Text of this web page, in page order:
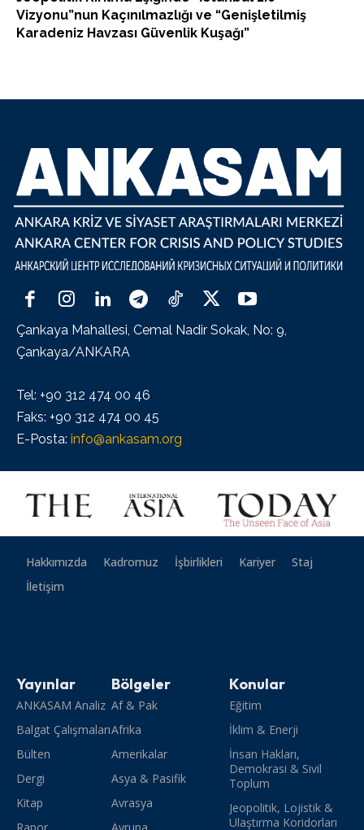
Vizyonu”nun Kaçınılmazlığı ve “Genişletilmiş
Karadeniz Havzası Güvenlik Kuşağı”
Çankaya Mahallesi, Cemal Nadir Sokak, No: 9,
Çankaya/ANKARA
Tel: +90 312 474 00 46
Faks: +90 312 474 00 45
E-Posta: info@ankasam.org
Hakkımızda Kadromuz İşbirlikleri Kariyer
Staj
İletişim
Yayınlar
ANKASAM Analiz
Balgat Çalışmaları
Bülten
Dergi
Kitap
Rapor
Bölgeler
Af & Pak
Afrika
Amerikalar
Asya & Pasifik
Avrasya
Avrupa
Konular
Eğitim
İklim & Enerji
İnsan Hakları,
Demokrasi & Sivil
Toplum
Jeopolitik, Lojistik &
Ulaştırma Koridorları